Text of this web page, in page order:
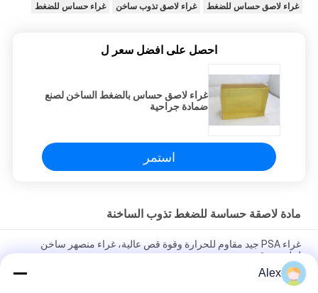
غراء لاصق حساس للضغط غراء لاصق تذوب ساخن غراء حساس للضغط
احصل على افضل سعر ل
غراء لاصق حساس بالضغط الساخن لصنع
ضمادة جراحية
استمر
مادة لاصقة حساسة للضغط تذوب الساخنة
غراء PSA جيد مقاوم للحرارة وقوة قص عالية، غراء منصهر ساخن
لملصق رقمي
Alex